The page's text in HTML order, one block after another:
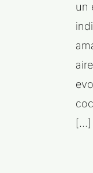
un
[...]